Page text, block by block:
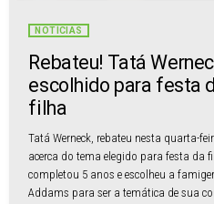
NOTÍCIAS
Rebateu! Tatá
escolhido para festa
filha
Tatá Werneck, rebateu nesta quarta-
acerca do tema elegido para festa da
completou 5 anos e escolheu a
Addams para ser a temática de sua